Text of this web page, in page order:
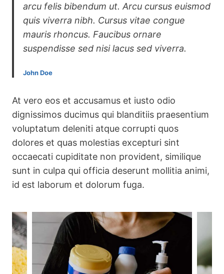
arcu felis bibendum ut. Arcu cursus euismod
quis viverra nibh. Cursus vitae congue
mauris rhoncus. Faucibus ornare
suspendisse sed nisi lacus sed viverra.
John Doe
At vero eos et accusamus et iusto odio
dignissimos ducimus qui blanditiis praesentium
voluptatum deleniti atque corrupti quos
dolores et quas molestias excepturi sint
occaecati cupiditate non provident, similique
sunt in culpa qui officia deserunt mollitia animi,
id est laborum et dolorum fuga.